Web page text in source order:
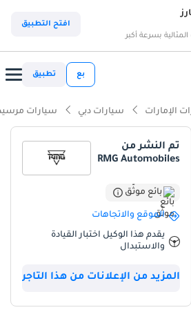
بسرعة أكبر
افتح التطبيق
بع تطبيق
الإمارات سيارات دبي سيارات
تم النشر من
RMG Automobiles
بائع موثّق
الموقع والاتجاهات
يقدم هذا الوكيل اختبار القيادة
والاستبدال
المزيد من الإعلانات من هذا التاجر